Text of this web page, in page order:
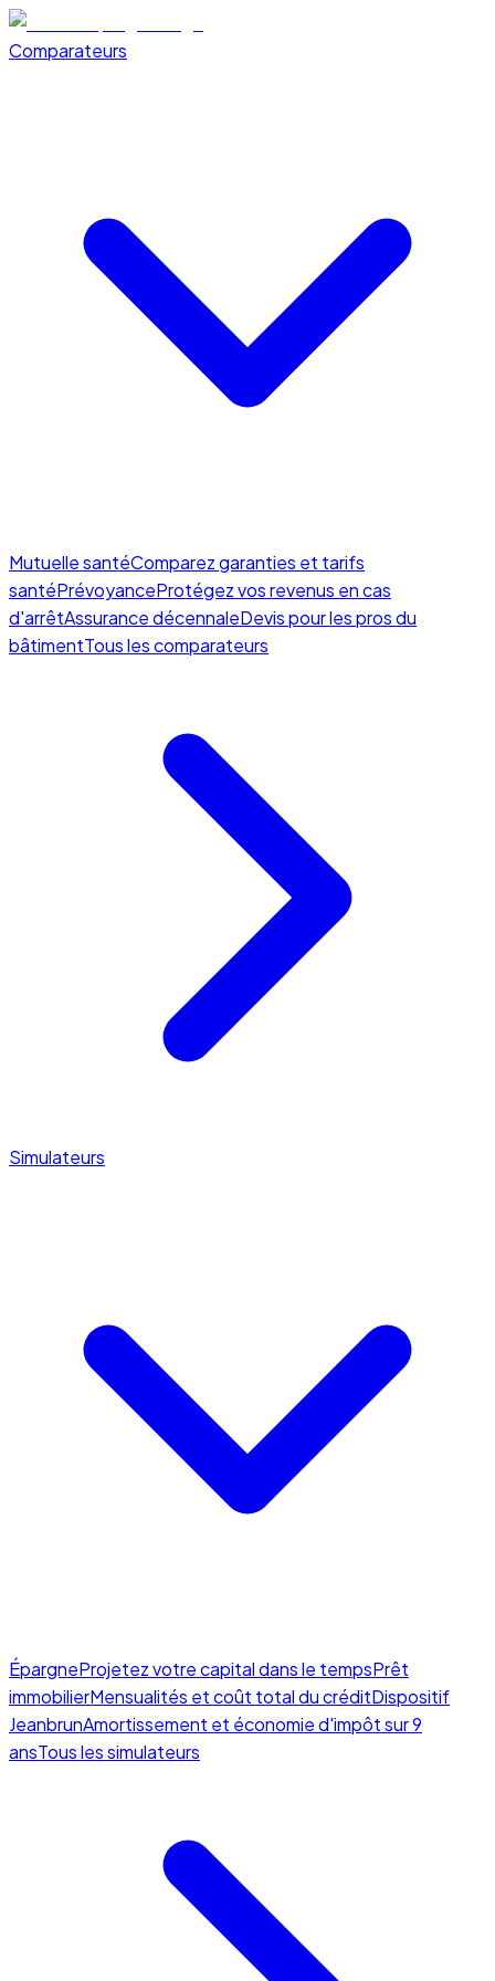
Comparateurs
Mutuelle santéComparez garanties et tarifs
santéPrévoyanceProtégez vos revenus en cas
d'arrêtAssurance décennaleDevis pour les pros du
bâtimentTous les comparateurs
Simulateurs
ÉpargneProjetez votre capital dans le tempsPrêt
immobilierMensualités et coût total du créditDispositif
JeanbrunAmortissement et économie d'impôt sur 9
ansTous les simulateurs